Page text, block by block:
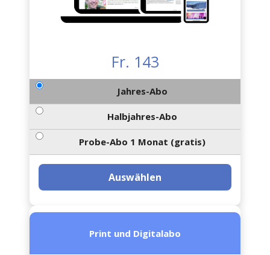
Fr. 143
Jahres-Abo
Halbjahres-Abo
Probe-Abo 1 Monat (gratis)
Auswählen
Print und Digitalabo